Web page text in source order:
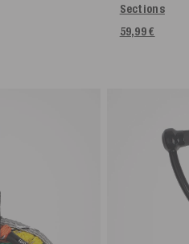
Sections
59,99 €